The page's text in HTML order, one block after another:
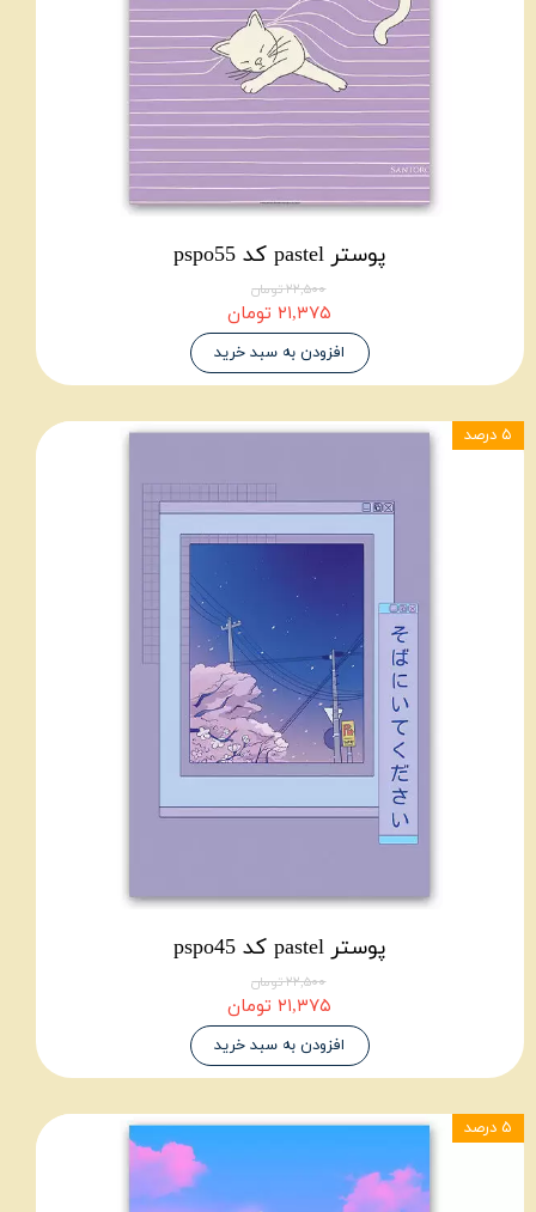
پوستر pastel کد pspo55
۲۲,۵۰۰ تومان
۲۱,۳۷۵ تومان
افزودن به سبد خرید
پوستر pastel کد pspo45
۲۲,۵۰۰ تومان
۲۱,۳۷۵ تومان
افزودن به سبد خرید
۵ درصد
۵ درصد